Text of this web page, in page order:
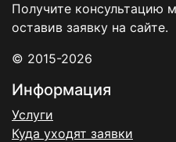
Получите консультацию
оставив заявку на сайте.
© 2015-2026
Информация
Услуги
Куда уходят заявки